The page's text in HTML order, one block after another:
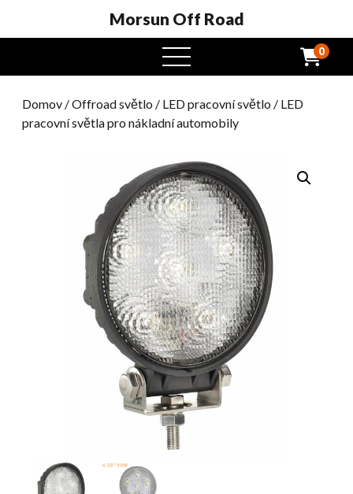
Morsun Off Road
Otevřená
nabídka
0
Domov /Offroad světlo / LED pracovní světlo / LED
pracovní světla pro nákladní automobily